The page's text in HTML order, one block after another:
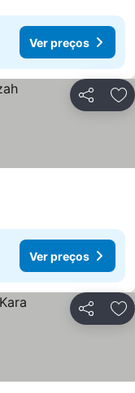
Ver preços
Partilhar
Ver preços
Partilhar